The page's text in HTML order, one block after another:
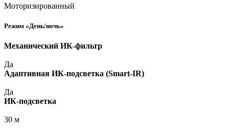
Моторизированный
Режим «День/ночь»
Механический ИК-фильтр
Да
Адаптивная ИК-подсветка (Smart-IR)
Да
ИК-подсветка
30 м